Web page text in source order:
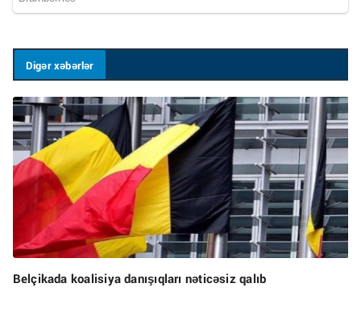
Digər xəbərlər
Belçikada koalisiya danışıqları nəticəsiz qalıb